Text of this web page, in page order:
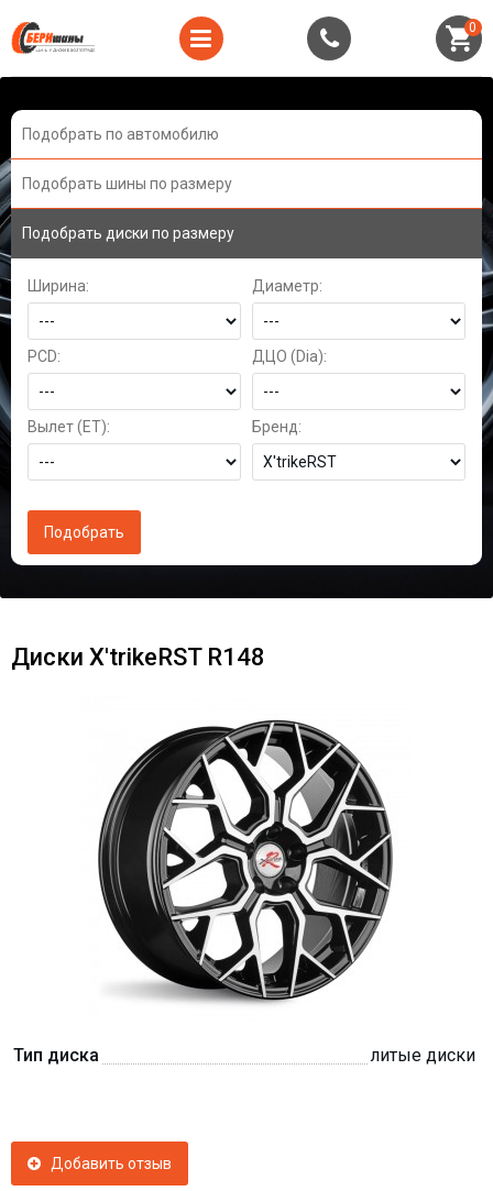
0
Подобрать по автомобилю
Подобрать шины по размеру
Подобрать диски по размеру
Ширина: Диаметр:
PCD: ДЦО (Dia):
Вылет (ET): Бренд:
Диски X'trikeRST R148
Тип диска литые диски
Добавить отзыв